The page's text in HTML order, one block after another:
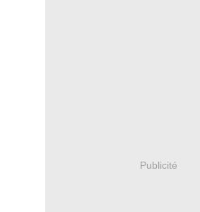
Publicité